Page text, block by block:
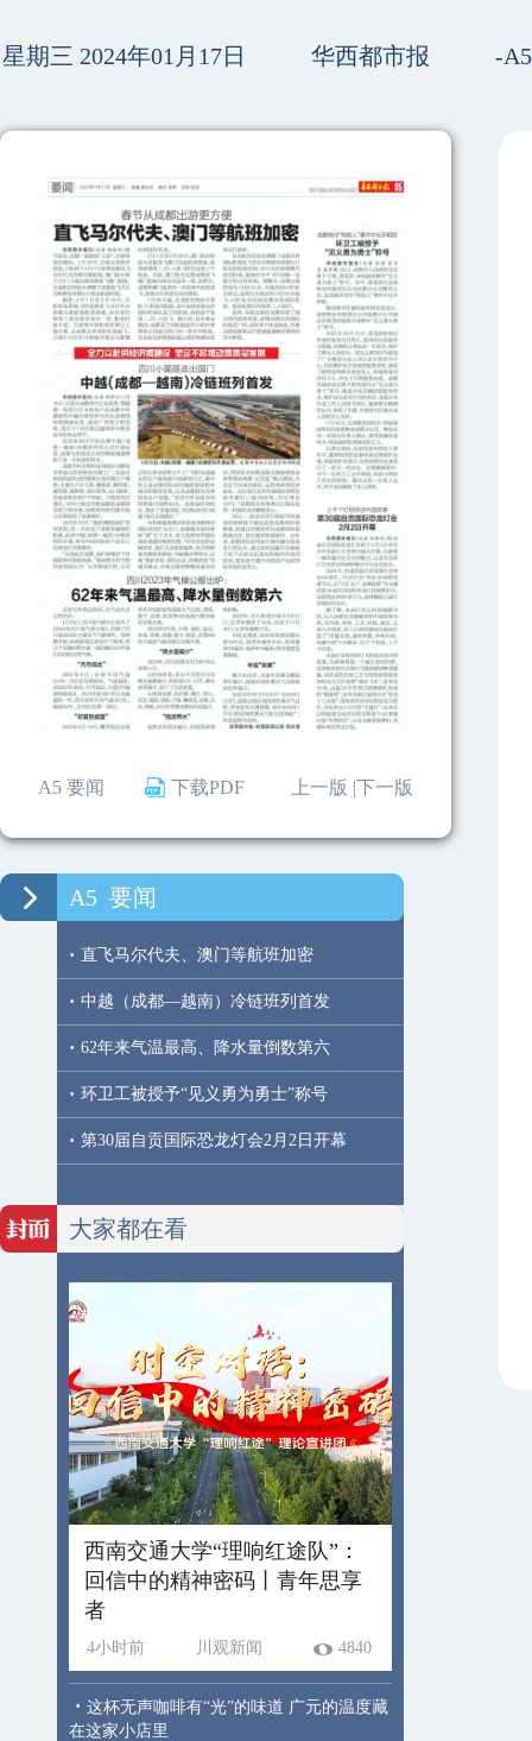
星期三 2024年01月17日 华西都市报 -
A5 要闻 下载PDF 下一版
上一版 |
A5 要闻
· 直飞马尔代夫、澳门等航班加密
· 中越（成都—越南）冷链班列首发
· 62年来气温最高、降水量倒数第六
· 环卫工被授予“见义勇为勇士”称号
· 第30届自贡国际恐龙灯会2月2日开幕
大家都在看
西南交通大学“理响红途队”：
回信中的精神密码丨青年思享
者
4小时前 川观新闻 4840
· 这杯无声咖啡有“光”的味道 广元的温度藏
在这家小店里